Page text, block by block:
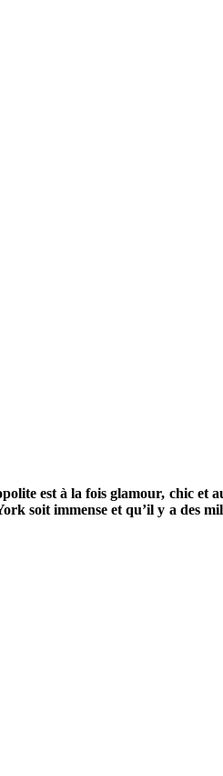
est à la fois glamour, chic et
soit immense et qu’il y a des